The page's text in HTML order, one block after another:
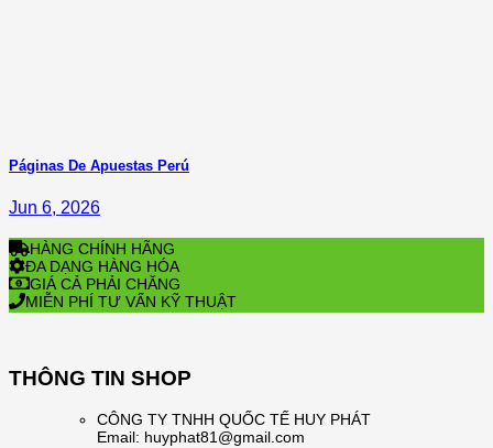
Páginas De Apuestas Perú
Jun 6, 2026
HÀNG CHÍNH HÃNG
ĐA DẠNG HÀNG HÓA
GIÁ CẢ PHẢI CHĂNG
MIỄN PHÍ TƯ VẤN KỸ THUẬT
THÔNG TIN SHOP
CÔNG TY TNHH QUỐC TẾ HUY PHÁT
Email: huyphat81@gmail.com